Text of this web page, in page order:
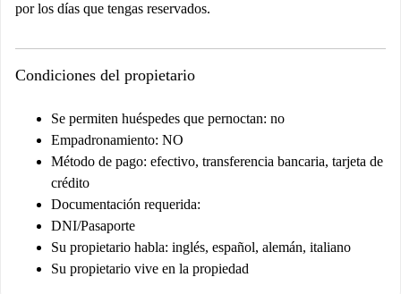
por los días que tengas reservados.
Condiciones del propietario
Se permiten huéspedes que pernoctan: no
Empadronamiento: NO
Método de pago: efectivo, transferencia bancaria, tarjeta de
crédito
Documentación requerida:
DNI/Pasaporte
Su propietario habla: inglés, español, alemán, italiano
Su propietario vive en la propiedad